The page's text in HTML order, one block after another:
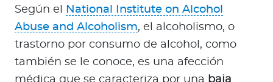
Según el
National Institute on Alcohol
Abuse and Alcoholism, el alcoholismo, o
trastorno por consumo de alcohol, como
también se le conoce, es una afección